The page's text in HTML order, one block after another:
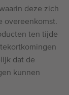
deze zich
overeenkomst.
ten tijde
dat de
kunnen